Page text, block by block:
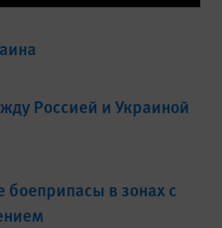
Россией и Украиной
в зонах с